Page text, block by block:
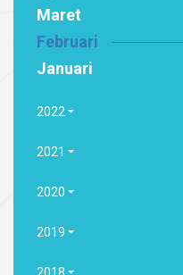
Maret
Februari
Januari
2022
2021
2020
2019